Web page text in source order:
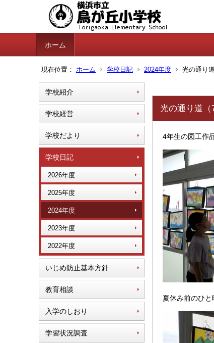
ホーム
現在位置： ホーム 学校日記 2024年度 光の通り
学校紹介
学校経営
学校だより
学校日記
2026年度
2025年度
2024年度
2023年度
2022年度
いじめ防止基本方針
教育相談
入学のしおり
学習状況調査
光の通り道（
4年生の図工作
夏休み前のひと